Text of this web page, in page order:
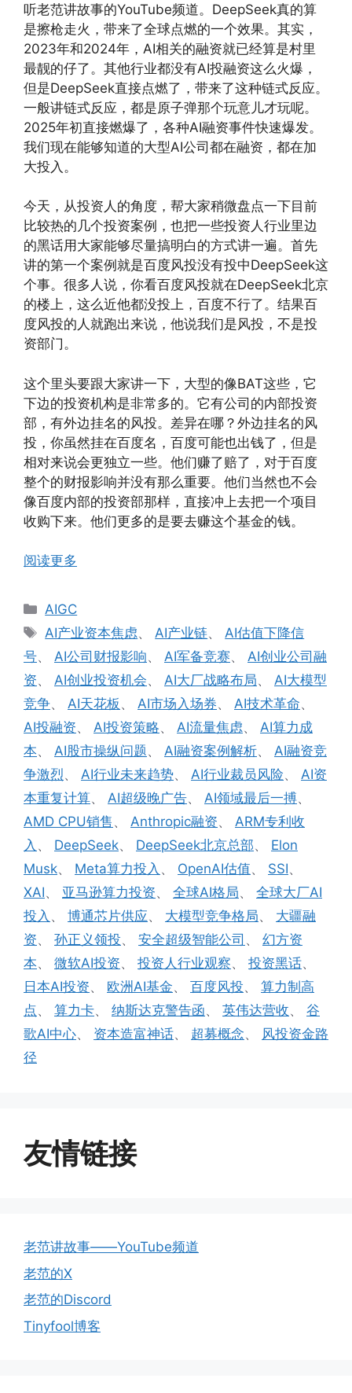
听老范讲故事的YouTube频道。DeepSeek真的算
是擦枪走火，带来了全球点燃的一个效果。其实，
2023年和2024年，AI相关的融资就已经算是村里
最靓的仔了。其他行业都没有AI投融资这么火爆，
但是DeepSeek直接点燃了，带来了这种链式反应。
一般讲链式反应，都是原子弹那个玩意儿才玩呢。
2025年初直接燃爆了，各种AI融资事件快速爆发。
我们现在能够知道的大型AI公司都在融资，都在加
大投入。
今天，从投资人的角度，帮大家稍微盘点一下目前
比较热的几个投资案例，也把一些投资人行业里边
的黑话用大家能够尽量搞明白的方式讲一遍。首先
讲的第一个案例就是百度风投没有投中DeepSeek这
个事。很多人说，你看百度风投就在DeepSeek北京
的楼上，这么近他都没投上，百度不行了。结果百
度风投的人就跑出来说，他说我们是风投，不是投
资部门。
这个里头要跟大家讲一下，大型的像BAT这些，它
下边的投资机构是非常多的。它有公司的内部投资
部，有外边挂名的风投。差异在哪？外边挂名的风
投，你虽然挂在百度名，百度可能也出钱了，但是
相对来说会更独立一些。他们赚了赔了，对于百度
整个的财报影响并没有那么重要。他们当然也不会
像百度内部的投资部那样，直接冲上去把一个项目
收购下来。他们更多的是要去赚这个基金的钱。
阅读更多
分
类
AIGC
标
签
AI产业资本焦虑、AI产业链、AI估值下降信
号、 AI公司财报影响、 AI军备竞赛、 AI创业公司融
资、 AI创业投资机会、 AI大厂战略布局、 AI大模型
竞争、 AI天花板 、 AI市场入场券、 AI技术革命、
AI投融资、 AI投资策略、 AI流量焦虑、 AI算力成
本、 AI股市操纵问题、 AI融资案例解析、 AI融资竞
争激烈、 AI行业未来趋势、 AI行业裁员风险、 AI资
本重复计算、 AI超级晚广告、 AI领域最后一搏、
AMD CPU销售 、 Anthropic融资、 ARM专利收
入 、 DeepSeek、 DeepSeek北京总部、 Elon
Musk、 Meta算力投入 、 OpenAI估值、 SSI、
XAI、 亚马逊算力投资、 全球AI格局、 全球大厂AI
投入 、 博通芯片供应、 大模型竞争格局、 大疆融
资、 孙正义领投、 安全超级智能公司 、 幻方资
本、 微软AI投资、 投资人行业观察、 投资黑话、
日本AI投资、 欧洲AI基金、 百度风投、 算力制高
点、 算力卡、 纳斯达克警告函、 英伟达营收、 谷
歌AI中心、 资本造富神话、 超募概念、 风投资金路
径
友情链接
老范讲故事——YouTube频道
老范的X
老范的Discord
Tinyfool博客